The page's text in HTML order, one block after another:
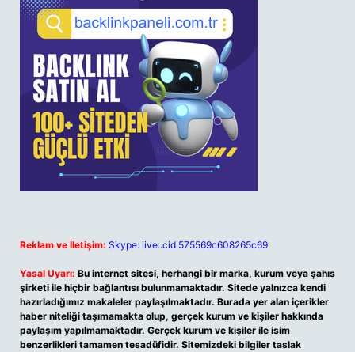
Reklam ve İletişim: Skype: live:.cid.575569c608265c69
Yasal Uyarı: Bu internet sitesi, herhangi bir marka, kurum veya şahıs
şirketi ile hiçbir bağlantısı bulunmamaktadır. Sitede yalnızca kendi
hazırladığımız makaleler paylaşılmaktadır. Burada yer alan içerikler
haber niteliği taşımamakta olup, gerçek kurum ve kişiler hakkında
paylaşım yapılmamaktadır. Gerçek kurum ve kişiler ile isim
benzerlikleri tamamen tesadüfidir. Sitemizdeki bilgiler taslak